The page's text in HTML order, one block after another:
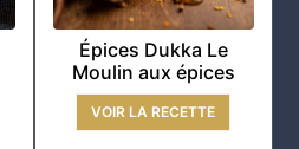
Épices Dukka Le
Moulin aux épices
VOIR LA RECETTE